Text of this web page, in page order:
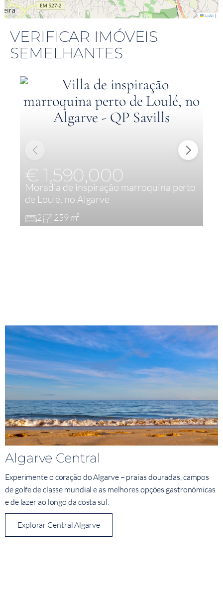
Leaflet |
VERIFICAR IMÓVEIS
SEMELHANTES
€ 1,590,000
Moradia de inspiração marroquina perto
de Loulé, no Algarve
2 259 m²
Algarve Central
Experimente o coração do Algarve – praias douradas, campos
de golfe de classe mundial e as melhores opções gastronómicas
e de lazer ao longo da costa sul.
Explorar Central Algarve